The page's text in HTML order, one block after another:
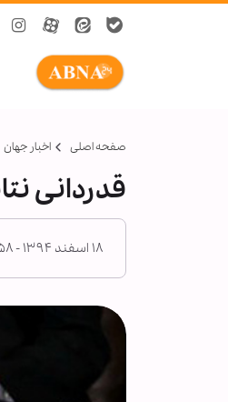
صفحه اصلی اخبار جهان
قدردانی
۱۸ اسفند ۱۳۹۴ - ۱۰:۵۸